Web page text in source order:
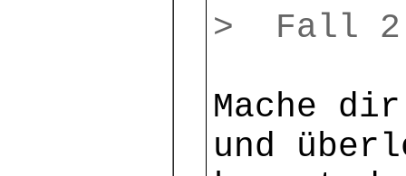
> Fall
Mache
und